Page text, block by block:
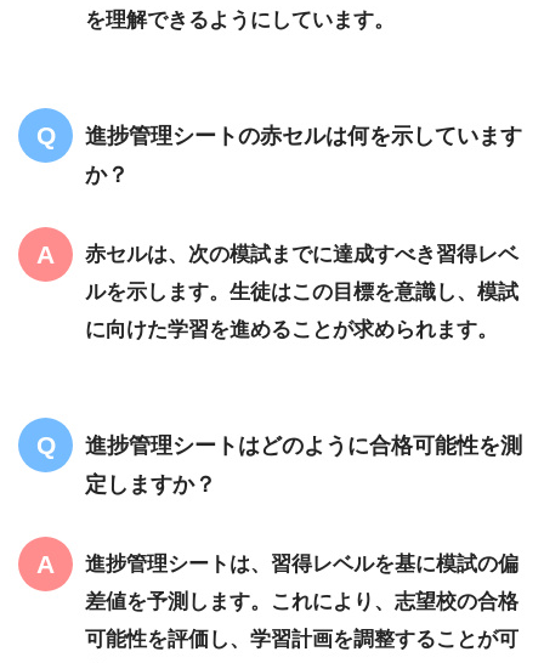
を理解できるようにしています。
進捗管理シートの赤セルは何を示しています
か？
赤セルは、次の模試までに達成すべき習得レベ
ルを示します。生徒はこの目標を意識し、模試
に向けた学習を進めることが求められます。
進捗管理シートはどのように合格可能性を測
定しますか？
進捗管理シートは、習得レベルを基に模試の偏
差値を予測します。これにより、志望校の合格
可能性を評価し、学習計画を調整することが可